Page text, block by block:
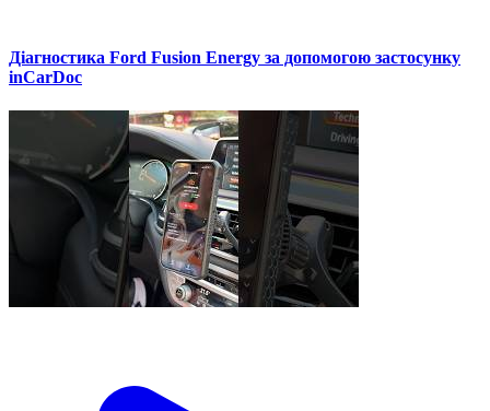
Діагностика Ford Fusion Energy за допомогою застосунку
inCarDoc